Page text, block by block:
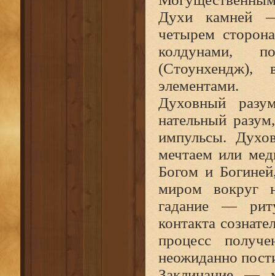
Духи камней —
четырем
колдунами,
элементами.
Духовный
нательный
импульсы.
мечтаем или
Богом и
миром вокруг
гадание —
контакта
процесс
неожиданно